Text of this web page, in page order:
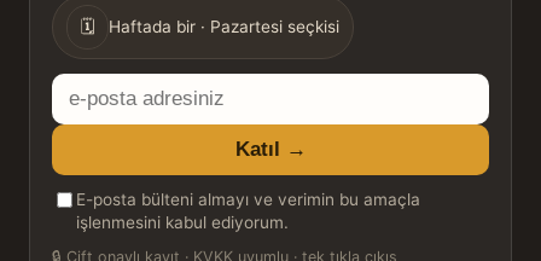
🗓 Haftada bir · Pazartesi seçkisi
E-
posta
adresiniz
Katıl →
E-posta bülteni almayı ve verimin bu amaçla
işlenmesini kabul ediyorum.
🔒 Çift onaylı kayıt · KVKK uyumlu · tek tıkla çıkış